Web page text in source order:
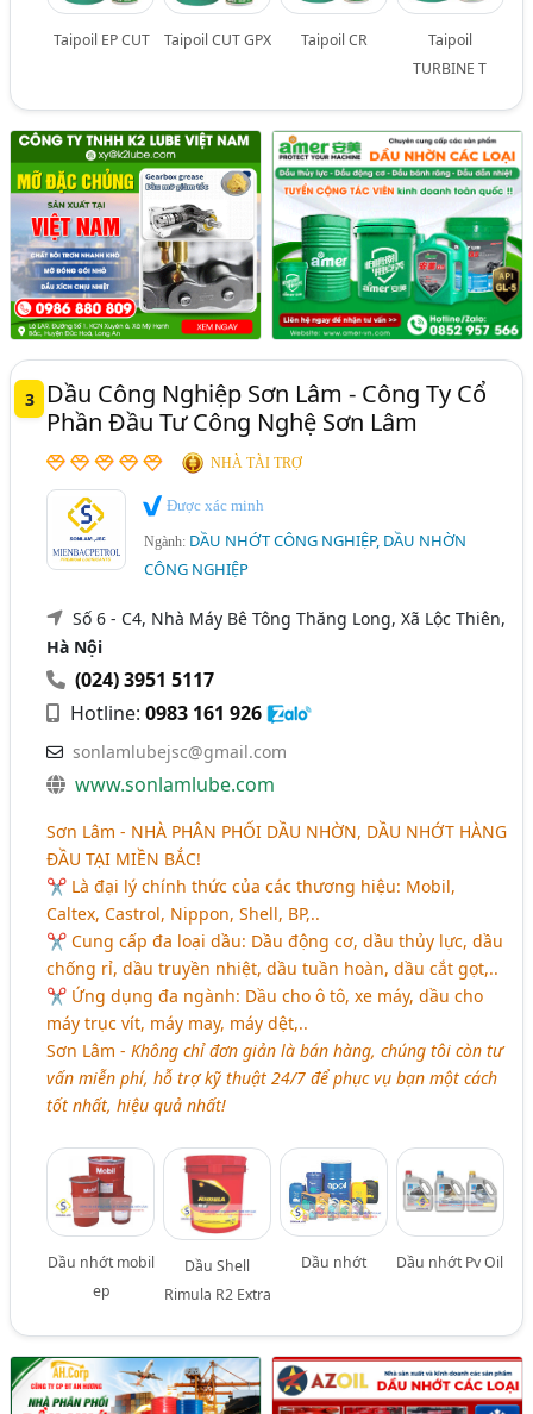
Taipoil EP CUT Taipoil CUT GPX Taipoil CR
Taipoil
TURBINE T
3
Dầu Công Nghiệp Sơn Lâm - Công Ty Cổ
Phần Đầu Tư Công Nghệ Sơn Lâm
NHÀ TÀI TRỢ
Được xác minh
Ngành: DẦU NHỚT CÔNG NGHIỆP, DẦU NHỜN
CÔNG NGHIỆP
Số 6 - C4, Nhà Máy Bê Tông Thăng Long, Xã Lộc Thiên,
Hà Nội
(024) 3951 5117
Hotline:0983 161 926
sonlamlubejsc@gmail.com
www.sonlamlube.com
Sơn Lâm - NHÀ PHÂN PHỐI DẦU NHỜN, DẦU NHỚT HÀNG
ĐẦU TẠI MIỀN BẮC!
✂ Là đại lý chính thức của các thương hiệu: Mobil,
Caltex, Castrol, Nippon, Shell, BP,..
✂ Cung cấp đa loại dầu: Dầu động cơ, dầu thủy lực, dầu
chống rỉ, dầu truyền nhiệt, dầu tuần hoàn, dầu cắt gọt,..
✂ Ứng dụng đa ngành: Dầu cho ô tô, xe máy, dầu cho
máy trục vít, máy may, máy dệt,..
Sơn Lâm -Không chỉ đơn giản là bán hàng, chúng tôi còn tư
vấn miễn phí, hỗ trợ kỹ thuật 24/7 để phục vụ bạn một cách
tốt nhất, hiệu quả nhất!
Dầu nhớt mobil
ep
Dầu Shell
Rimula R2 Extra
Dầu nhớt Dầu nhớt Pv Oil